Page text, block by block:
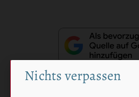
Nichts verpassen